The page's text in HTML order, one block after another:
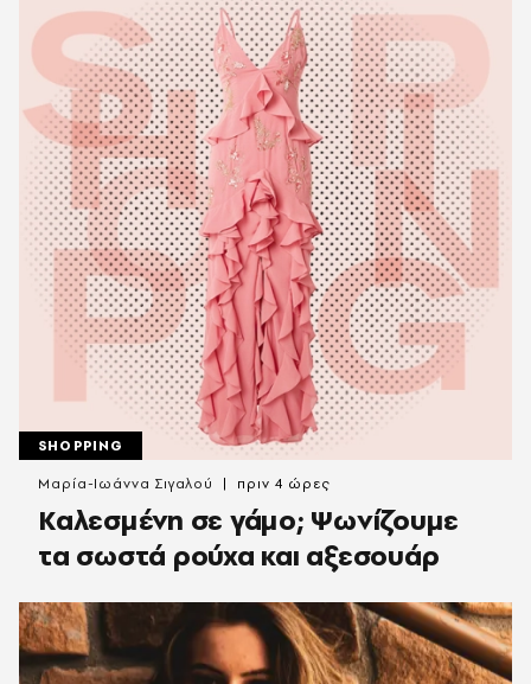
SHOPPING
Καλεσμένη σε γάμο; Ψωνίζουμε
τα σωστά ρούχα και αξεσουάρ
Μαρία-Ιωάννα Σιγαλού πριν 4 ώρες